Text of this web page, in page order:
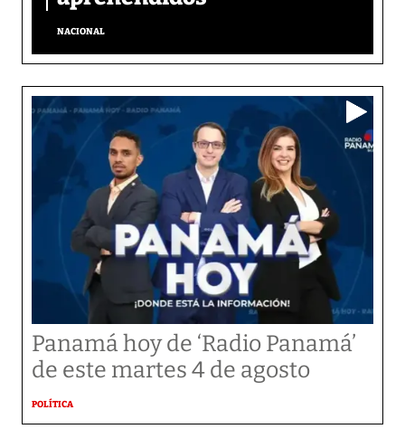
NACIONAL
Panamá hoy de ‘Radio Panamá’
de este martes 4 de agosto
POLÍTICA